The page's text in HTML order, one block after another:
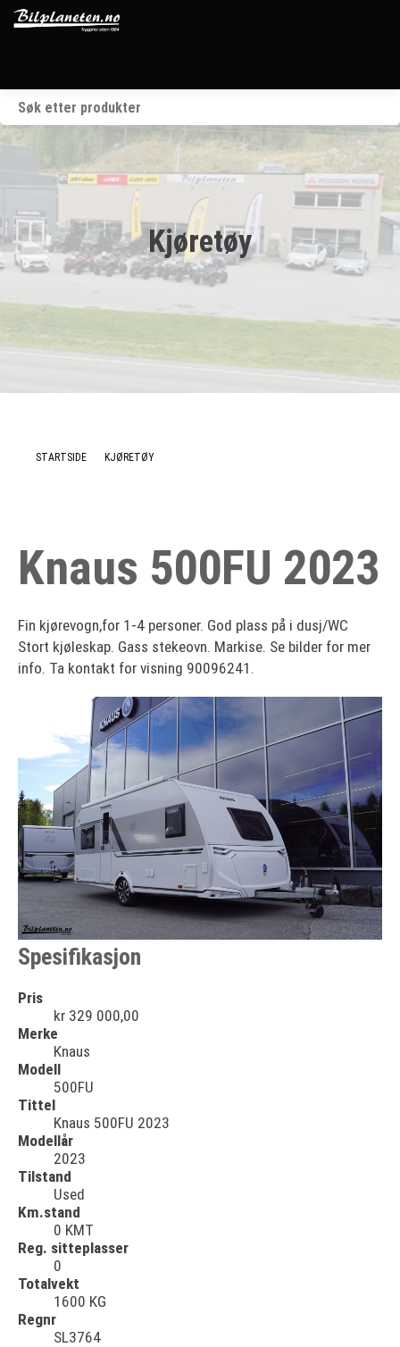
Kjøretøy
Våre merker
Kontakt
Kjøretøy
STARTSIDE KJØRETØY
Knaus 500FU 2023
Fin kjørevogn,for 1-4 personer. God plass på i dusj/WC
Stort kjøleskap. Gass stekeovn. Markise. Se bilder for mer
info. Ta kontakt for visning 90096241.
Spesifikasjon
Pris
kr 329 000,00
Merke
Knaus
Modell
500FU
Tittel
Knaus 500FU 2023
Modellår
2023
Tilstand
Used
Km.stand
0 KMT
Reg. sitteplasser
0
Totalvekt
1600 KG
Regnr
SL3764